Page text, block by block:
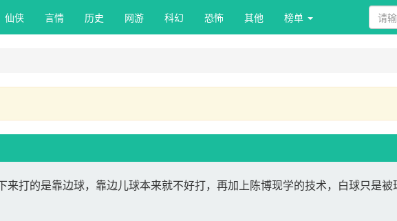
仙侠 言情 历史 网游 科幻 恐怖 其他 榜单
打的是靠边球，靠边儿球本来就不好打，再加上陈博现学的技术，白球只是